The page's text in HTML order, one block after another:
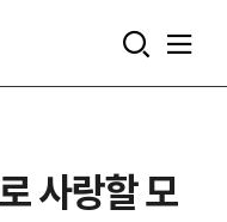
사랑할 모